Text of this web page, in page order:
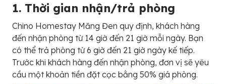
1. Thời gian nhận/trả phòng
Chino Homestay Măng Đen quy định, khách hàng
đến nhận phòng từ 14 giờ đến 21 giờ mỗi ngày. Bạn
có thể trả phòng từ 6 giờ đến 21 giờ ngày kế tiếp.
Trước khi khách hàng đến nhận phòng, đơn vị sẽ yêu
cầu một khoản tiền đặt cọc bằng 50% giá phòng.